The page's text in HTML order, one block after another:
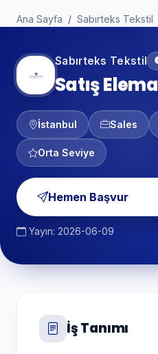
Ana Sayfa Sabırteks Tekstil
Sabırteks Tekstil
Satış
İstanbul Sales
Orta Seviye
Hemen Başvur
Yayın: 2026-06-09
İş Tanımı